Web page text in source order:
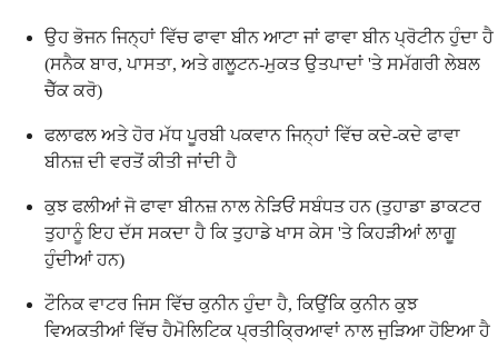
ਉਹ ਭੋਜਨ ਜਿਨ੍ਹਾਂ ਵਿੱਚ ਫਾਵਾ ਬੀਨ ਆਟਾ ਜਾਂ ਫਾਵਾ ਬੀਨ ਪ੍ਰੋਟੀਨ ਹੁੰਦਾ ਹੈ
(ਸਨੈਕ ਬਾਰ, ਪਾਸਤਾ, ਅਤੇ ਗਲੂਟਨ-ਮੁਕਤ ਉਤਪਾਦਾਂ 'ਤੇ ਸਮੱਗਰੀ ਲੇਬਲ
ਚੈੱਕ ਕਰੋ)
ਫਲਾਫਲ ਅਤੇ ਹੋਰ ਮੱਧ ਪੂਰਬੀ ਪਕਵਾਨ ਜਿਨ੍ਹਾਂ ਵਿੱਚ ਕਦੇ-ਕਦੇ ਫਾਵਾ
ਬੀਨਜ਼ ਦੀ ਵਰਤੋਂ ਕੀਤੀ ਜਾਂਦੀ ਹੈ
ਕੁਝ ਫਲੀਆਂ ਜੋ ਫਾਵਾ ਬੀਨਜ਼ ਨਾਲ ਨੇੜਿਓਂ ਸਬੰਧਤ ਹਨ (ਤੁਹਾਡਾ ਡਾਕਟਰ
ਤੁਹਾਨੂੰ ਇਹ ਦੱਸ ਸਕਦਾ ਹੈ ਕਿ ਤੁਹਾਡੇ ਖਾਸ ਕੇਸ 'ਤੇ ਕਿਹੜੀਆਂ ਲਾਗੂ
ਹੁੰਦੀਆਂ ਹਨ)
ਟੌਨਿਕ ਵਾਟਰ ਜਿਸ ਵਿੱਚ ਕੁਨੀਨ ਹੁੰਦਾ ਹੈ, ਕਿਉਂਕਿ ਕੁਨੀਨ ਕੁਝ
ਵਿਅਕਤੀਆਂ ਵਿੱਚ ਹੈਮੋਲਿਟਿਕ ਪ੍ਰਤੀਕ੍ਰਿਆਵਾਂ ਨਾਲ ਜੁੜਿਆ ਹੋਇਆ ਹੈ